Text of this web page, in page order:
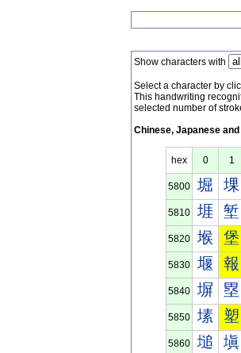
Show characters with
Select a character by
This handwriting
selected number of
Chinese, Japanese
hex 0 1
5800 堀 堁
5810 堐 堑
5820 堠 堡
5830 堰 報
5840 塀 塁
5850 塐 塑
5860 塠 塡